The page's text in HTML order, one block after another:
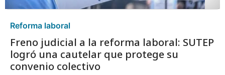
Reforma laboral
Freno judicial a la reforma laboral: SUTEP
logró una cautelar que protege su
convenio colectivo